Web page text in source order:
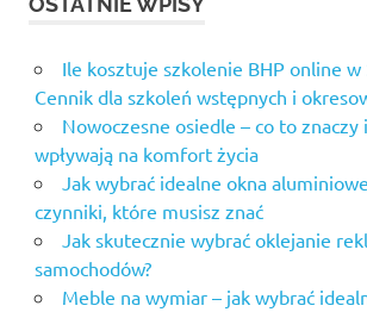
Ile kosztuje szkolenie BHP online w
Cennik dla szkoleń wstępnych i
Nowoczesne osiedle – co to znaczy
wpływają na komfort życia
Jak wybrać idealne okna
czynniki, które musisz znać
Jak skutecznie wybrać oklejanie
samochodów?
Meble na wymiar – jak wybrać